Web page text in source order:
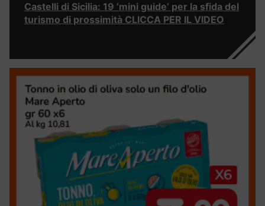
Castelli di Sicilia: 19 ‘mini guide’ per la sfida del
turismo di prossimità CLICCA PER IL VIDEO